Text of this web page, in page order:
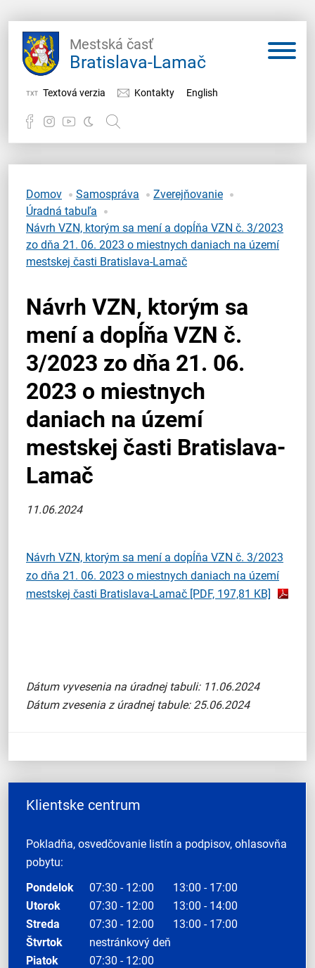
Mestská časť
Bratislava-Lamač
Textová verzia Kontakty English
Samospráva
Miestny úrad
O Lamači
Domov Samospráva
Zverejňovanie
Úradná tabuľa
Návrh VZN, ktorým sa mení a dopĺňa VZN č. 3/2023
zo dňa 21. 06. 2023 o miestnych daniach na území
mestskej časti Bratislava-Lamač
Návrh VZN, ktorým sa
mení a dopĺňa VZN č.
3/2023 zo dňa 21. 06.
2023 o miestnych
daniach na území
mestskej časti Bratislava-
Lamač
11.06.2024
Návrh VZN, ktorým sa mení a dopĺňa VZN č. 3/2023
zo dňa 21. 06. 2023 o miestnych daniach na území
mestskej časti Bratislava-Lamač [PDF, 197,81 KB]
Dátum vyvesenia na úradnej tabuli: 11.06.2024
Dátum zvesenia z úradnej tabule: 25.06.2024
Klientske centrum
Pokladňa, osvedčovanie listín a podpisov, ohlasovňa
pobytu:
Pondelok
07:30 - 12:00
13:00 - 17:00
Utorok
07:30 - 12:00
13:00 - 14:00
Streda
07:30 - 12:00
13:00 - 17:00
Štvrtok
nestránkový deň
Piatok
07:30 - 12:00